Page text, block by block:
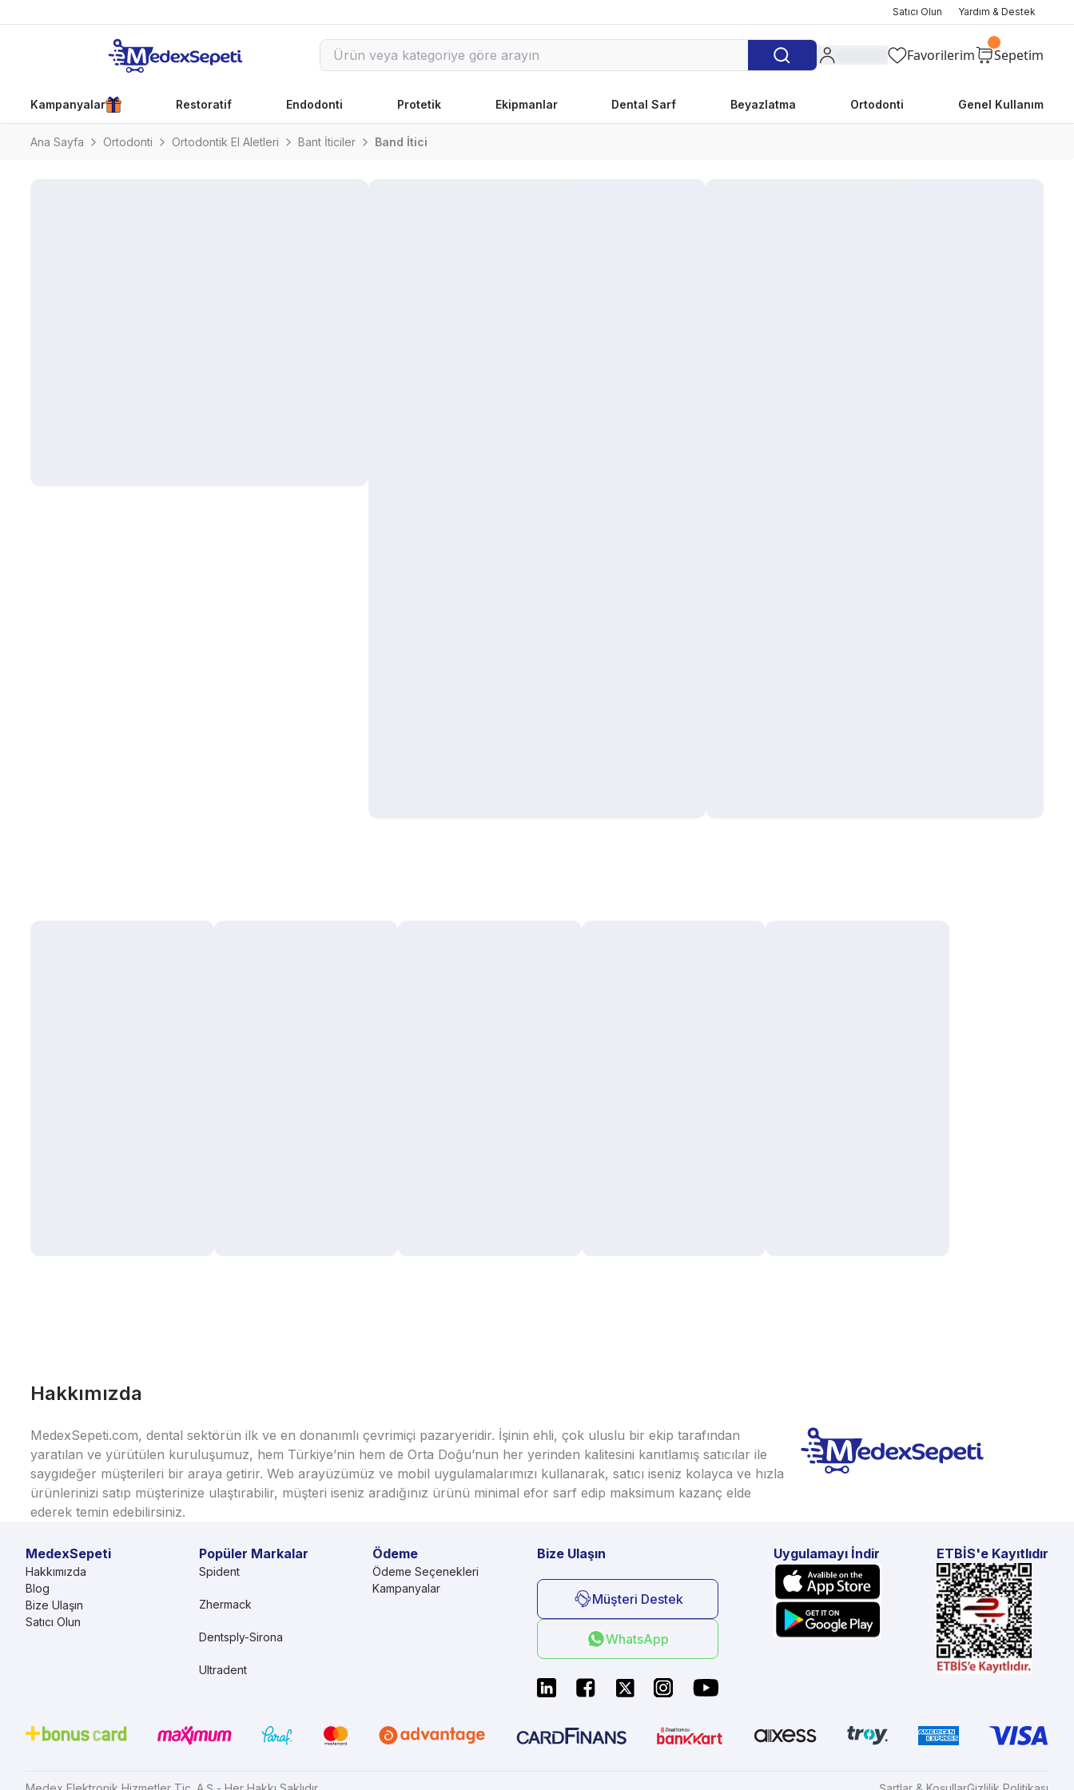
Satıcı Olun Yardım & Destek
Favorilerim Sepetim
Kampanyalar Restoratif Endodonti Protetik Ekipmanlar Dental Sarf Beyazlatma Ortodonti Genel Kullanım
Ana Sayfa Ortodonti Ortodontik El Aletleri Bant İticiler Band İtici
Hakkımızda
MedexSepeti.com, dental sektörün ilk ve en donanımlı çevrimiçi pazaryeridir. İşinin ehli, çok uluslu bir ekip tarafından
yaratılan ve yürütülen kuruluşumuz, hem Türkiye’nin hem de Orta Doğu’nun her yerinden kalitesini kanıtlamış satıcılar ile
saygıdeğer müşterileri bir araya getirir. Web arayüzümüz ve mobil uygulamalarımızı kullanarak, satıcı iseniz kolayca ve hızla
ürünlerinizi satıp müşterinize ulaştırabilir, müşteri iseniz aradığınız ürünü minimal efor sarf edip maksimum kazanç elde
ederek temin edebilirsiniz.
MedexSepeti
Hakkımızda
Blog
Bize Ulaşın
Satıcı Olun
Ödeme
Ödeme Seçenekleri
Kampanyalar
Popüler Markalar
Spident
Zhermack
Dentsply-Sirona
Ultradent
Bize Ulaşın
Müşteri Destek
WhatsApp
Uygulamayı İndir ETBİS'e Kayıtlıdır